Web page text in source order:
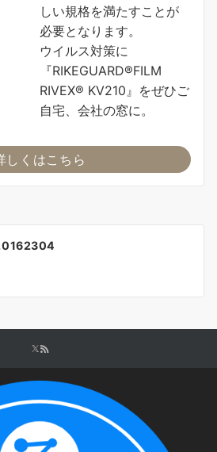
しい規格を満たすことが
必要となります。
ウイルス対策に
『RIKEGUARD®FILM
RIVEX® KV210』をぜひご
自宅、会社の窓に。
しくはこちら